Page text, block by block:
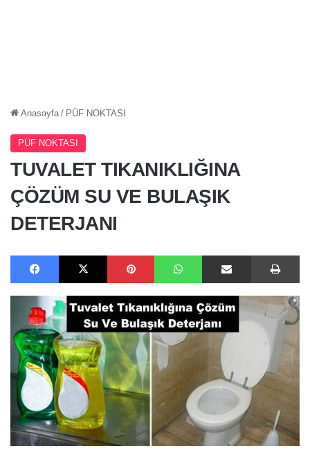
Anasayfa / PÜF NOKTASI
PÜF NOKTASI
TUVALET TIKANIKLIĞINA
ÇÖZÜM SU VE BULAŞIK
DETERJANI
Facebook X Pinterest WhatsApp E-Posta ile paylaş